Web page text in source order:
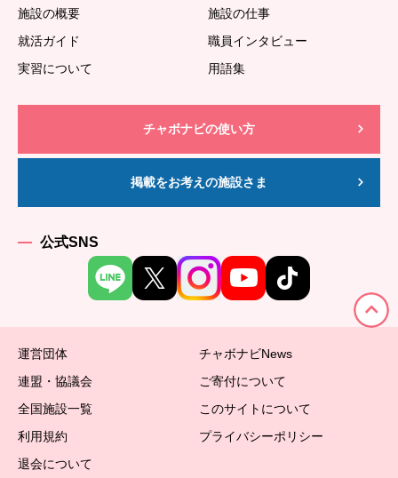
施設の概要
施設の仕事
就活ガイド
職員インタビュー
実習について
用語集
チャボナビの使い方
掲載をお考えの施設さま
公式SNS
運営団体
チャボナビNews
連盟・協議会
ご寄付について
全国施設一覧
このサイトについて
利用規約
プライバシーポリシー
退会について